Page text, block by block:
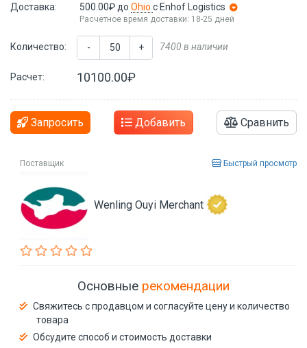
Доставка: 500.00₽ до Ohio с Enhof Logistics
Расчетное время доставки: 18-25 дней
Количество: - + 7400 в наличии
Расчет: 10100.00₽
Запросить Добавить Сравнить
Поставщик Быстрый просмотр
Wenling Ouyi Merchant
Основные рекомендации
Свяжитесь с продавцом и согласуйте цену и количество
товара
Обсудите способ и стоимость доставки